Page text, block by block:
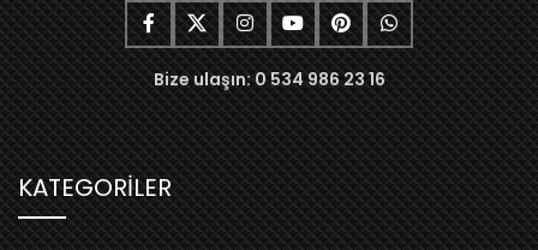
Bize ulaşın: 0 534 986 23 16
KATEGORİLER